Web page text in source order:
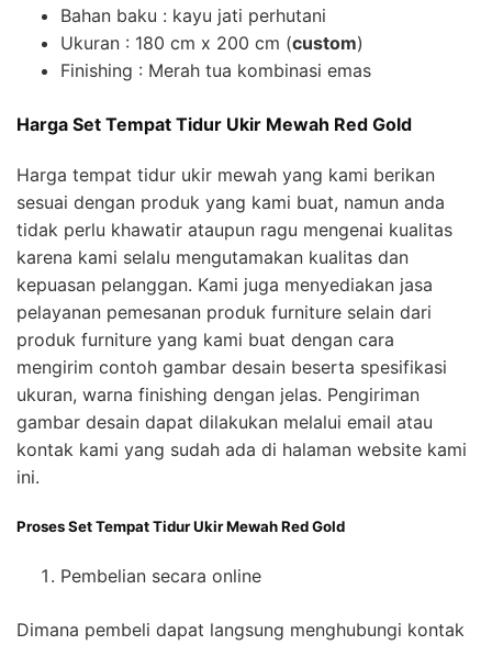
Bahan baku : kayu jati perhutani
Ukuran : 180 cm x 200 cm (custom)
Finishing : Merah tua kombinasi emas
Harga Set Tempat Tidur Ukir Mewah Red Gold
Harga tempat tidur ukir mewah yang kami berikan
sesuai dengan produk yang kami buat, namun anda
tidak perlu khawatir ataupun ragu mengenai kualitas
karena kami selalu mengutamakan kualitas dan
kepuasan pelanggan. Kami juga menyediakan jasa
pelayanan pemesanan produk furniture selain dari
produk furniture yang kami buat dengan cara
mengirim contoh gambar desain beserta spesifikasi
ukuran, warna finishing dengan jelas. Pengiriman
gambar desain dapat dilakukan melalui email atau
kontak kami yang sudah ada di halaman website kami
ini.
Proses Set Tempat Tidur Ukir Mewah Red Gold
Pembelian secara online
Dimana pembeli dapat langsung menghubungi kontak